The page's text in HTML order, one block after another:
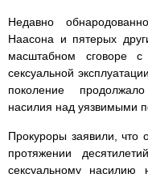
Недавно
Наасона и пятерых
масштабном сговоре
сексуальной
поколение
насилия над уязвимыми
Прокуроры заявили, что
протяжении
сексуальному